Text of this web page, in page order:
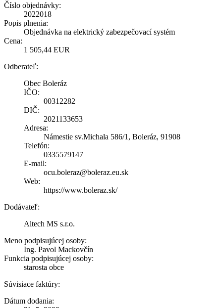
Číslo objednávky:
2022018
Popis plnenia:
Objednávka na elektrický zabezpečovací systém
Cena:
1 505,44 EUR
Odberateľ:
Obec Boleráz
IČO:
00312282
DIČ:
2021133653
Adresa:
Námestie sv.Michala 586/1, Boleráz, 91908
Telefón:
0335579147
E-mail:
ocu.boleraz@boleraz.eu.sk
Web:
https://www.boleraz.sk/
Dodávateľ:
Altech MS s.r.o.
Meno podpisujúcej osoby:
Ing. Pavol Mackovčín
Funkcia podpisujúcej osoby:
starosta obce
Súvisiace faktúry:
Dátum dodania: